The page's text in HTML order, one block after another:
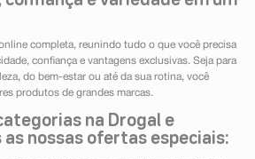
completa, reunindo tudo o que você precisa
confiança e vantagens exclusivas. Seja para
do bem-estar ou até da sua rotina, você
produtos de grandes marcas.
na Drogal e
nossas ofertas especiais: